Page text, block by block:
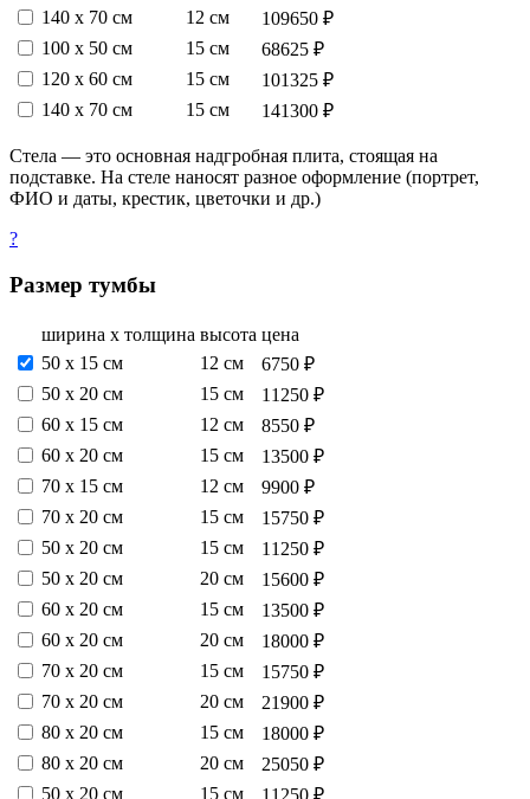
140 х 70 см
12 см
109650 ₽
100 х 50 см
15 см
68625 ₽
120 х 60 см
15 см
101325 ₽
140 х 70 см
15 см 141300 ₽
Стела — это основная надгробная плита, стоящая на
подставке. На стеле наносят разное оформление (портрет,
ФИО и даты, крестик, цветочки и др.)
?
Размер тумбы
ширина х толщина высота цена
50 х 15 см
12 см
6750 ₽
50 х 20 см
15 см
11250 ₽
60 х 15 см
12 см
8550 ₽
60 х 20 см
15 см
13500 ₽
70 х 15 см
12 см
9900 ₽
70 х 20 см
15 см
15750 ₽
50 х 20 см
15 см
11250 ₽
50 х 20 см
20 см
15600 ₽
60 х 20 см
15 см
13500 ₽
60 х 20 см
20 см
18000 ₽
70 х 20 см
15 см
15750 ₽
70 х 20 см
20 см
21900 ₽
80 х 20 см
15 см
18000 ₽
80 х 20 см
20 см
25050 ₽
50 х 20 см
15 см 11250 ₽